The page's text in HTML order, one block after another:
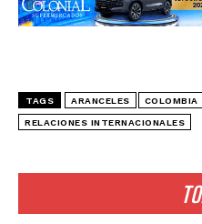
TAGS ARANCELES COLOMBIA
RELACIONES INTERNACIONALES